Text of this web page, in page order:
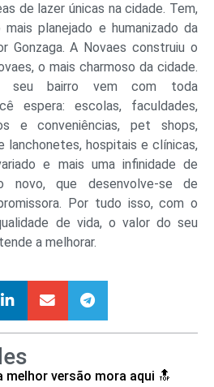
de lazer únicas na cidade. Tem,
planejado e humanizado da
Gonzaga. A Novaes construiu o
o mais charmoso da cidade.
seu bairro vem com toda
espera: escolas, faculdades,
e conveniências, pet shops,
lanchonetes, hospitais e clínicas,
e mais uma infinidade de
novo, que desenvolve-se de
Por tudo isso, com o
de vida, o valor do seu
a melhorar.
melhor versão mora aqui 🔝